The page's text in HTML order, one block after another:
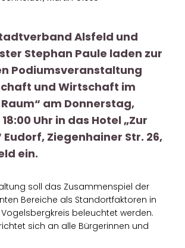
Alsfeld und
Stephan Paule laden zur
Podiumsveranstaltung
und Wirtschaft im
am Donnerstag,
18:00 Uhr in das Hotel „Zur
Eudorf, Ziegenhainer Str. 26,
ein.
soll das Zusammenspiel der
Bereiche als Standortfaktoren in
beleuchtet werden.
sich an alle Bürgerinnen und